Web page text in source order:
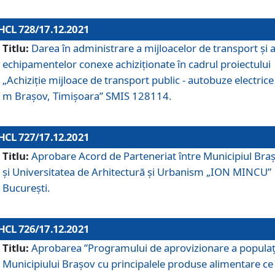
728/17.12.2021
Titlu: Darea în administrare a mijloacelor de transport și a
echipamentelor conexe achiziționate în cadrul proiectului
„Achiziție mijloace de transport public - autobuze
m Brașov, Timișoara” SMIS 128114.
727/17.12.2021
Titlu: Aprobare Acord de Parteneriat între Municipiul
și Universitatea de Arhitectură și Urbanism „ION MINCU”
București.
726/17.12.2021
Titlu: Aprobarea ”Programului de aprovizionare a
Municipiului Braşov cu principalele produse alimentare ce